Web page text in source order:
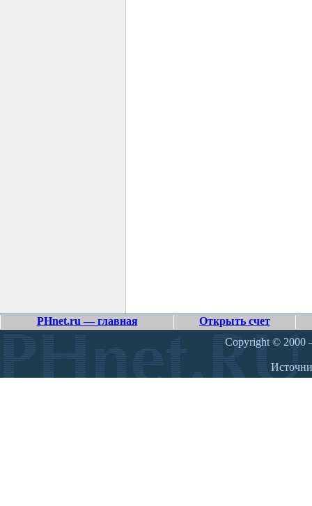
PHnet.ru — главная
Открыть счет
Copyright © 2000